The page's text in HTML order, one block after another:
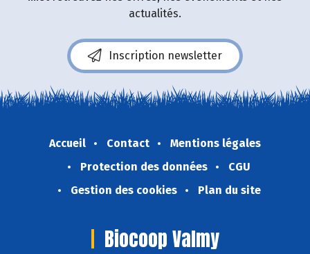
actualités.
Inscription newsletter
Accueil Contact
Mentions légales
Protection des données
CGU
Gestion des cookies
Plan du site
Biocoop Valmy